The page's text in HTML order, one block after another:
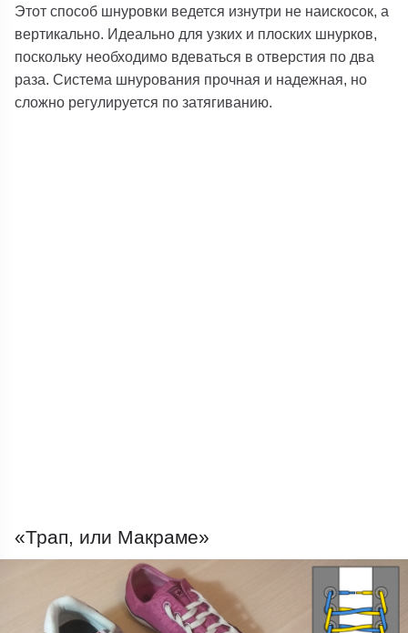
Этот способ шнуровки ведется изнутри не наискосок, а
вертикально. Идеально для узких и плоских шнурков,
поскольку необходимо вдеваться в отверстия по два
раза. Система шнурования прочная и надежная, но
сложно регулируется по затягиванию.
«Трап, или Макраме»